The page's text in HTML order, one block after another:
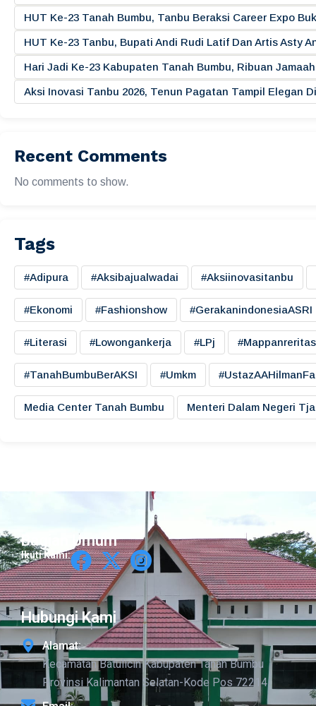
HUT Ke-23 Tanah Bumbu, Tanbu Beraksi Career Expo
HUT Ke-23 Tanbu, Bupati Andi Rudi Latif Dan Artis Asty
Hari Jadi Ke-23 Kabupaten Tanah Bumbu, Ribuan
Aksi Inovasi Tanbu 2026, Tenun Pagatan Tampil Elegan
Recent Comments
No comments to show.
Tags
#adipura #aksibajualwadai #aksiinovasitanbu
#ekonomi #fashionshow #gerakanindonesiaASRI
#literasi #lowongankerja #LPj
#TanahBumbuBerAKSI #umkm
Media Center Tanah Bumbu Menteri Dalam Negeri
Bagian Umum
Ikuti Kami:
Hubungi Kami
Alamat:
Kecamatan Batulicin Kabupaten Tanah Bumbu
Provinsi Kalimantan Selatan-Kode Pos 72214